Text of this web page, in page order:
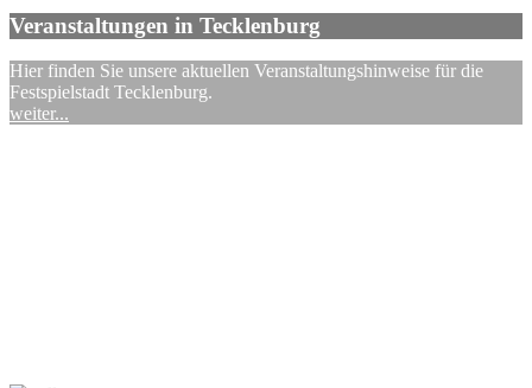
Veranstaltungen in Tecklenburg
Hier finden Sie unsere aktuellen Veranstaltungshinweise für die
Festspielstadt Tecklenburg.
weiter...